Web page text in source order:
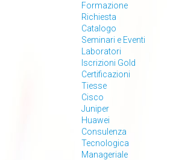
Formazione
Richiesta
Catalogo
Seminari e Eventi
Laboratori
Iscrizioni Gold
Certificazioni
Tiesse
Cisco
Juniper
Huawei
Consulenza
Tecnologica
Manageriale